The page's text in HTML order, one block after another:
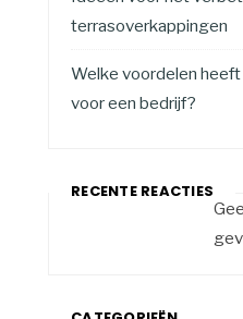
terrasoverkappingen
Welke voordelen
voor een bedrijf?
RECENTE REACTIES